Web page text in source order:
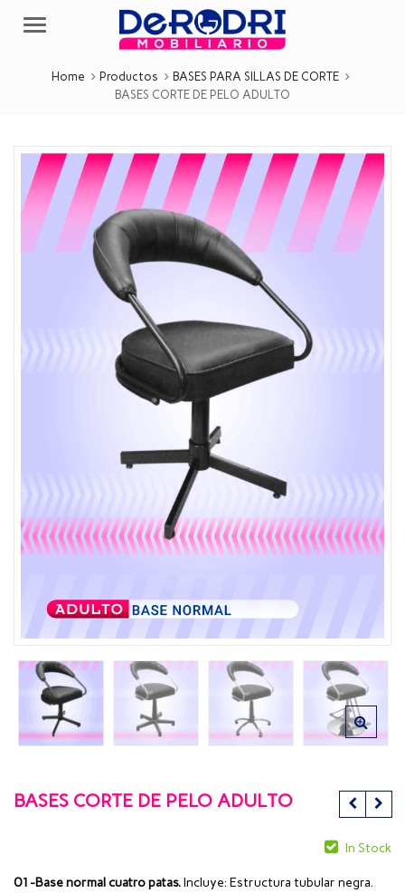
Menu
Home Productos
BASES PARA SILLAS DE CORTE
BASES CORTE DE PELO ADULTO
BASES CORTE DE PELO ADULTO
In Stock
01-Base normal cuatro patas.Incluye: Estructura tubular negra.